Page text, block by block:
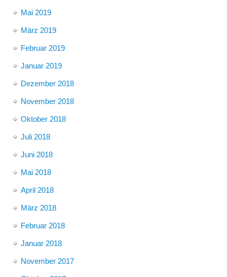
Mai 2019
März 2019
Februar 2019
Januar 2019
Dezember 2018
November 2018
Oktober 2018
Juli 2018
Juni 2018
Mai 2018
April 2018
März 2018
Februar 2018
Januar 2018
November 2017